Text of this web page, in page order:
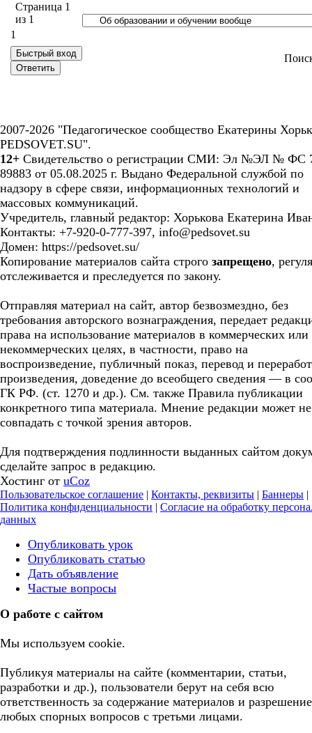
Страница 1
из 1
1
2007-2026 "Педагогическое сообщество Екатерины
PEDSOVET.SU".
12+ Свидетельство о регистрации СМИ: Эл №ЭЛ № ФС
89883 от 05.08.2025 г. Выдано Федеральной службой по
надзору в сфере связи, информационных технологий и
массовых коммуникаций.
Учредитель, главный редактор: Хорькова Екатерина
Контакты: +7-920-0-777-397, info@pedsovet.su
Домен: https://pedsovet.su/
Копирование материалов сайта строго запрещено,
отслеживается и преследуется по закону.
Отправляя материал на сайт, автор безвозмездно, без
требования авторского вознаграждения, передает
права на использование материалов в коммерческих или
некоммерческих целях, в частности, право на
воспроизведение, публичный показ, перевод и
произведения, доведение до всеобщего сведения — в
ГК РФ. (ст. 1270 и др.). См. также Правила публикации
конкретного типа материала. Мнение редакции может не
совпадать с точкой зрения авторов.
Для подтверждения подлинности выданных сайтом
сделайте запрос в редакцию.
Хостинг от uCoz
Пользовательское соглашение | Контакты, реквизиты | Баннеры |
Политика конфиденциальности | Согласие на обработку
данных
Опубликовать урок
Опубликовать статью
Дать объявление
Частые вопросы
О работе с сайтом
Мы используем cookie.
Публикуя материалы на сайте (комментарии, статьи,
разработки и др.), пользователи берут на себя всю
ответственность за содержание материалов и разрешение
любых спорных вопросов с третьми лицами.